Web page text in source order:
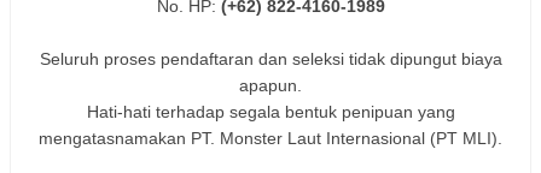
No. HP: (+62) 822-4160-1989
Seluruh proses pendaftaran dan seleksi tidak dipungut biaya
apapun.
Hati-hati terhadap segala bentuk penipuan yang
mengatasnamakan PT. Monster Laut Internasional (PT MLI).